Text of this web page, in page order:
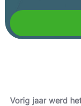
Vorig jaar werd